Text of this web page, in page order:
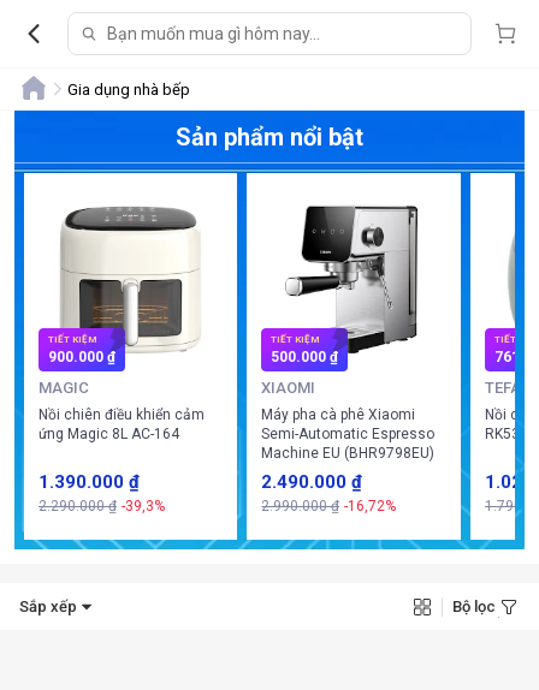
Gia dụng nhà bếp
Sản phẩm nổi bật
TIẾT KIỆM
900.000 ₫
MAGIC
Nồi chiên điều khiển cảm
ứng Magic 8L AC-164
1.390.000 ₫
2.290.000 ₫ -39,3%
TIẾT KIỆM
500.000 ₫
XIAOMI
Máy pha cà phê Xiaomi
Semi-Automatic Espresso
Machine EU (BHR9798EU)
2.490.000 ₫
2.990.000 ₫ -16,72%
TIẾT
TEFAL
Nồi
Sắp xếp Bộ lọc